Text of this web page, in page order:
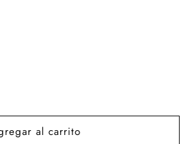
al carrito